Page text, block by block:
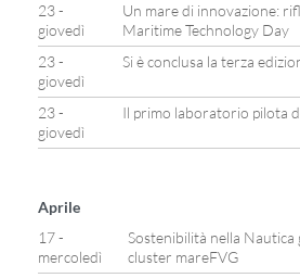
23 -
giovedì
Un mare di innovazione:
Maritime Technology Day
23 -
giovedì
Si è conclusa la terza
23 -
giovedì
Il primo laboratorio pilota
Aprile
17 -
mercoledì
Sostenibilità nella Nautica
cluster mareFVG